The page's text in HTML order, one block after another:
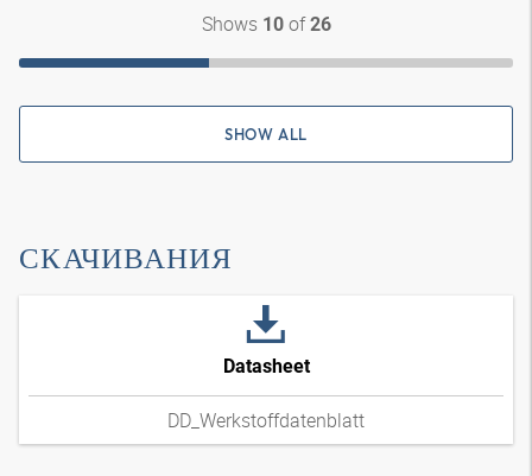
Shows 10of26
SHOW ALL
СКАЧИВАНИЯ
Datasheet
DD_Werkstoffdatenblatt